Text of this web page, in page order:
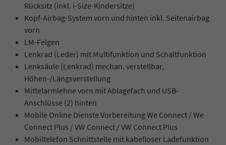
Rücksitz (inkl. i-Size-Kindersitze)
Kopf-Airbag-System vorn und hinten inkl. Seitenairbag
vorn
LM-Felgen
Lenkrad (Leder) mit Multifunktion und Schaltfunktion
Lenksäule (Lenkrad) mechan. verstellbar,
Höhen-/Längsverstellung
Mittelarmlehne vorn mit Ablagefach und USB-
Anschlüsse (2) hinten
Mobile Online Dienste Vorbereitung We Connect / We
Connect Plus / VW Connect / VW Connect Plus
Mobiltelefon Schnittstelle mit kabelloser Ladefunktion